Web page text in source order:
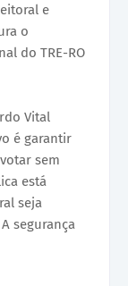
e
o
do TRE-RO
Vital
é garantir
sem
está
seja
segurança